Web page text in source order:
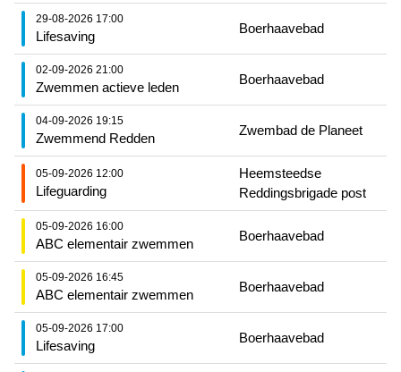
29-08-2026 17:00
Lifesaving
Boerhaavebad
02-09-2026 21:00
Zwemmen actieve leden
Boerhaavebad
04-09-2026 19:15
Zwemmend Redden
Zwembad de Planeet
05-09-2026 12:00
Lifeguarding
Heemsteedse
Reddingsbrigade post
05-09-2026 16:00
ABC elementair zwemmen
Boerhaavebad
05-09-2026 16:45
ABC elementair zwemmen
Boerhaavebad
05-09-2026 17:00
Lifesaving
Boerhaavebad